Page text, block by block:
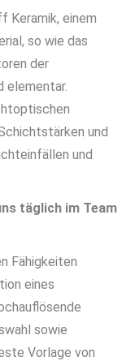
Keramik, einem
so wie das
der
elementar.
und
und
täglich im Team
Fähigkeiten
eines
sowie
Vorlage von